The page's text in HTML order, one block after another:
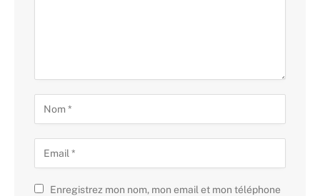
Enregistrez mon nom, mon email et mon téléphone